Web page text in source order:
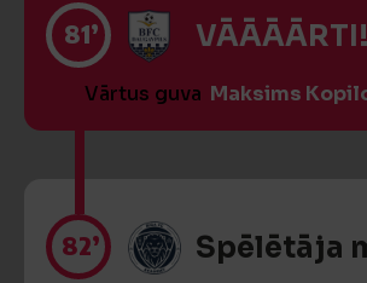
81’
Vārtus guva Maksims
82’ Spēlētāja